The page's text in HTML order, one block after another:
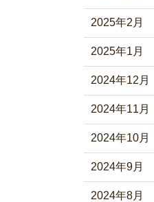
2025年2月
2025年1月
2024年12月
2024年11月
2024年10月
2024年9月
2024年8月